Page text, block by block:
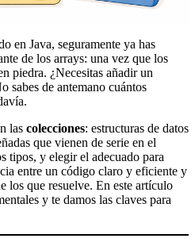
en Java, seguramente ya has
de los arrays: una vez que los
piedra. ¿Necesitas añadir un
sabes de antemano cuántos
las colecciones: estructuras de datos
que vienen de serie en el
tipos, y elegir el adecuado para
entre un código claro y eficiente y
los que resuelve. En este artículo
y te damos las claves para